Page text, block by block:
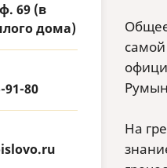
69 (в
дома)
91-80
На